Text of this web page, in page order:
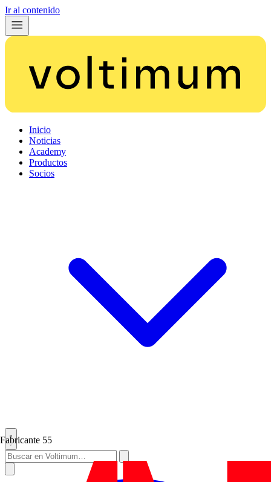
Ir al contenido
Inicio
Noticias
Academy
Productos
Socios
Fabricante 55